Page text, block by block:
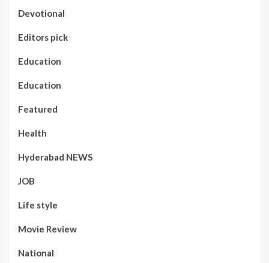
Devotional
Editors pick
Education
Education
Featured
Health
Hyderabad NEWS
JOB
Life style
Movie Review
National